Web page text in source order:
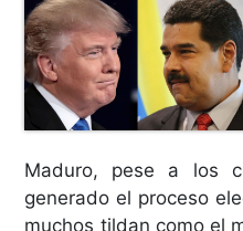
Maduro, pese a los
generado el proceso
muchos tildan como el